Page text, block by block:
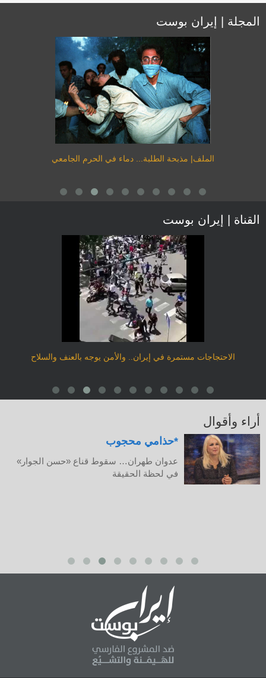
المجلة | إيران بوست
الملف| مذبحة الطلبة... دماء في الحرم الجامعي
القناة | إيران بوست
الاحتجاجات مستمرة في إيران.. والأمن يوجه بالعنف والسلاح
أراء وأقوال
حذامي محجوب*
عدوان طهران… سقوط قناع «حسن الجوار»
في لحظة الحقيقة